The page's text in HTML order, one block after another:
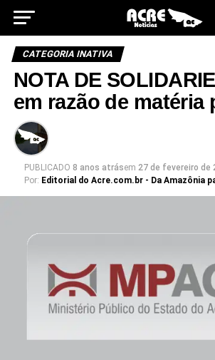
CATEGORIA INATIVA
NOTA DE
em razão de matéria
PUBLICADO 8 anos atrásem 27 de fevereiro de
Por: Editorial do Acre.com.br - Da Amazônia